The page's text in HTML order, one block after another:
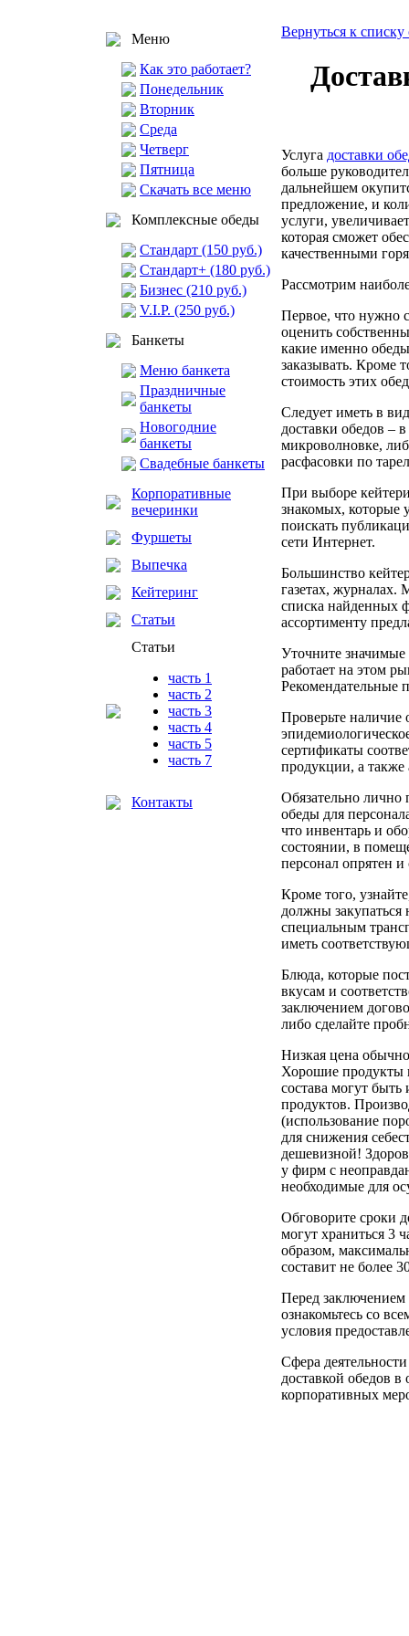
Меню
Как это работает?
Понедельник
Вторник
Среда
Четверг
Пятница
Скачать все меню
Комплексные обеды
Стандарт (150 руб.)
Стандарт+ (180 руб.)
Бизнес (210 руб.)
V.I.P. (250 руб.)
Банкеты
Меню банкета
Праздничные
банкеты
Новогодние
банкеты
Свадебные банкеты
Корпоративные
вечеринки
Фуршеты
Выпечка
Кейтеринг
Статьи
Статьи
часть 1
часть 2
часть 3
часть 4
часть 5
часть 7
Контакты
Вернуться к списку
Услуга доставки
больше
дальнейшем
предложение, и
услуги,
которая сможет
качественными
Рассмотрим
Первое, что нужно
оценить
какие именно
заказывать. Кроме
стоимость этих
Следует иметь в
доставки обедов –
микроволновке,
расфасовки по
При выборе
знакомых, которые
поискать
сети Интернет.
Большинство
газетах,
списка найденных
ассортименту
Уточните значимые
работает на этом
Рекомендательные
Проверьте наличие
сертификаты
продукции, а также
Обязательно лично
обеды для
что инвентарь и
состоянии, в
персонал опрятен
Кроме того,
должны закупаться
специальным
иметь
Блюда, которые
вкусам и
заключением
либо сделайте
Низкая цена обычно
Хорошие продукты
состава могут
продуктов.
(использование
для снижения
дешевизной!
у фирм с
необходимые для
Обговорите сроки
могут храниться 3
образом,
составит не более
Перед
ознакомьтесь со
условия
Сфера
доставкой обедов
корпоративных